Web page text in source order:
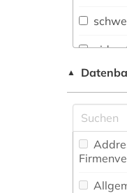
Buch-
video
▲